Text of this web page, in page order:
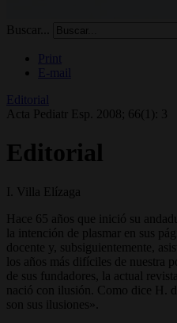
Buscar...
Print
E-mail
Editorial
Acta Pediatr Esp. 2008; 66(1): 3
Editorial
I. Villa Elízaga
Hace 65 años que inició su
la intención de plasmar en sus
docente y, subsiguientemente,
los años más difíciles de nuestra
de sus fundadores, la actual
nació con ilusión. Como dice H.
son sus ilusiones».